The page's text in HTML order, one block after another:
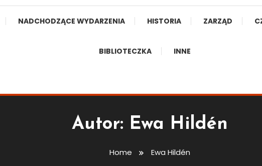
NADCHODZĄCE WYDARZENIA HISTORIA ZARZĄD
BIBLIOTECZKA INNE
Autor: Ewa Hildén
Home Ewa Hildén